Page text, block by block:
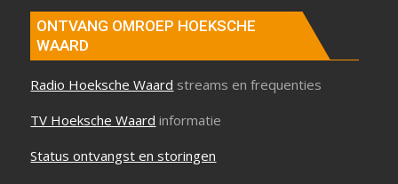
ONTVANG OMROEP HOEKSCHE
WAARD
Radio Hoeksche Waard streams en frequenties
TV Hoeksche Waard informatie
Status ontvangst en storingen